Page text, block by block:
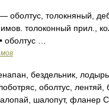
— оболтус, толокняный,
толоконный прил.,
оболтус …
бездельник,
оболтус, лентяй,
шалопут, фланер